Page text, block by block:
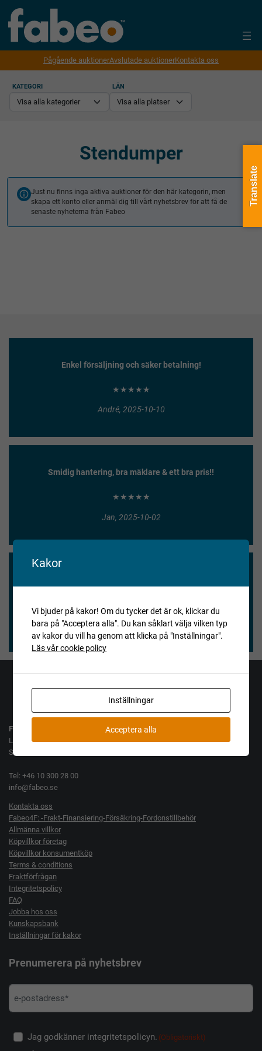
Pågående auktionerAvslutade auktionerKontakta oss
KATEGORI LÄN
Stendumper
Just nu finns inga aktiva auktioner för den här kategorin, men
skapa ett konto eller anmäl dig till vårt nyhetsbrev för att få de
senaste nyheterna från Fabeo
Enkel försäljning och säker betalning!
★★★★★
André, 2025-10-10
Smidig hantering, bra mäklare & ett bra pris!!
★★★★★
Jan, 2025-10-02
Henry Vitlycke Museum, 2025-04-15
Fabeo AB
Lamellgatan 10
SE-261 35 Landskrona
Tel: +46 10 300 28 00
info@fabeo.se
Kontakta oss
Fabeo4F: -Frakt-Finansiering-Försäkring-Fordonstillbehör
Allmänna villkor
Köpvillkor företag
Köpvillkor konsumentköp
Terms & conditions
Fraktförfrågan
Integritetspolicy
FAQ
Jobba hos oss
Kunskapsbank
Inställningar för kakor
Prenumerera på nyhetsbrev
Jag godkänner integritetspolicyn. (Obligatoriskt)
Kakor
Vi bjuder på kakor! Om du tycker det är ok, klickar du
bara på "Acceptera alla". Du kan såklart välja vilken typ
av kakor du vill ha genom att klicka på "Inställningar".
Läs vår cookie policy
Inställningar
Acceptera alla
Translate